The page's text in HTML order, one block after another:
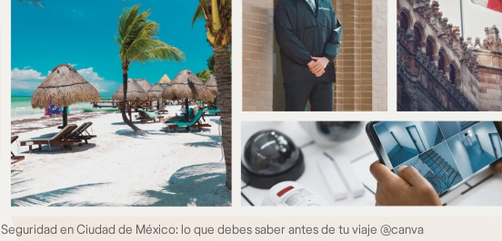
Seguridad en Ciudad de México: lo que debes saber antes de tu viaje @canva